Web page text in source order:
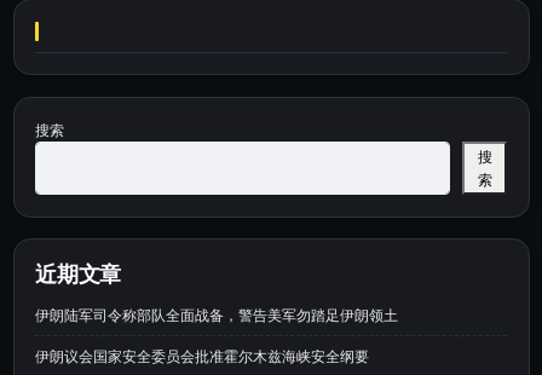
搜索
搜
索
近期文章
伊朗陆军司令称部队全面战备，警告美军勿踏足伊朗领土
伊朗议会国家安全委员会批准霍尔木兹海峡安全纲要